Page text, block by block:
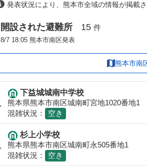
発表状況により、熊本市全域の情報が掲載
開設された避難所 15 件
8/7 18:05 熊本市南区発表
熊本市南
下益城城南中学校
熊本県熊本市南区城南町宮地1020番地1
混雑状況：
空き
杉上小学校
熊本県熊本市南区城南町永505番地1
混雑状況：
空き